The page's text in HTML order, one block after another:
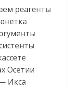
реагенты
Осетии
Икса